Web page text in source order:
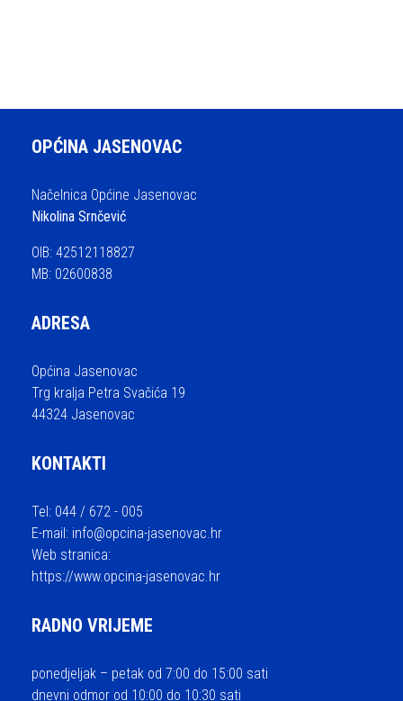
OPĆINA JASENOVAC
Načelnica Općine Jasenovac
Nikolina Srnčević
OIB: 42512118827
MB: 02600838
ADRESA
Općina Jasenovac
Trg kralja Petra Svačića 19
44324 Jasenovac
KONTAKTI
Tel: 044 / 672 - 005
E-mail: info@opcina-jasenovac.hr
Web stranica:
https://www.opcina-jasenovac.hr
RADNO VRIJEME
ponedjeljak – petak od 7:00 do 15:00 sati
dnevni odmor od 10:00 do 10:30 sati